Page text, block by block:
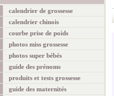
calendrier de grossesse
calendrier chinois
courbe prise de poids
photos miss grossesse
photos super bébés
guide des prénoms
produits et tests grossesse
guide des maternités